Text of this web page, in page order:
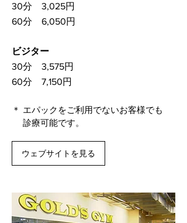
30分 3,025円
60分 6,050円
ビジター
30分 3,575円
60分 7,150円
＊ エパックをご利用でないお客様でも
診療可能です。
ウェブサイトを見る